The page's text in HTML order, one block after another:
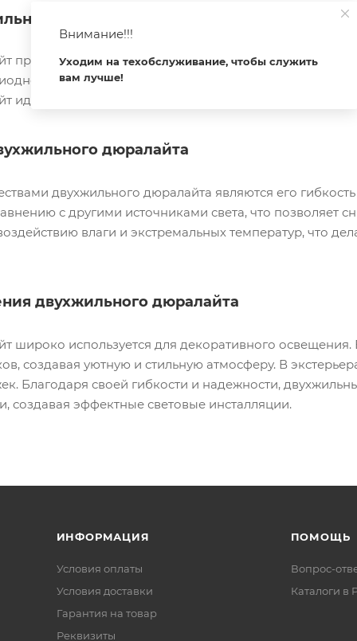
Надежное и экономичное
представляет собой экономичное решение для
технологии. Он состоит из двух жил, что делает
идеально подходит для использования как в
дюралайта
двухжильного дюралайта являются его
с другими источниками света, что позволяет
влаги и экстремальных температур, что
двухжильного дюралайта
широко используется для декоративного
создавая уютную и стильную атмосферу. В
Благодаря своей гибкости и надежности,
создавая эффектные световые инсталляции.
ИНФОРМАЦИЯ
Условия оплаты
Условия доставки
Гарантия на товар
Реквизиты
ПОМОЩЬ
Вопрос-
Каталоги в
Внимание!!!
Уходим на техобслуживание, чтобы служить
вам лучше!